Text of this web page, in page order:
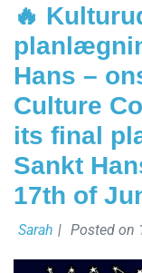
🔥
Hans –
Culture
its final
Sankt
17th of
Sarah | Posted on